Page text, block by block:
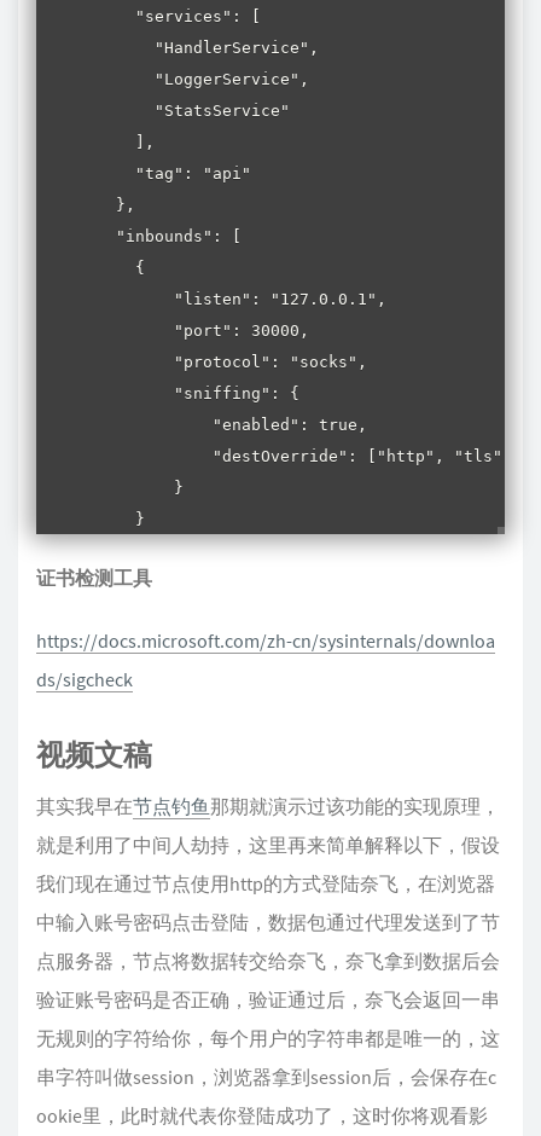
    "services": [
      "HandlerService",
      "LoggerService",
      "StatsService"
    ],
    "tag": "api"
  },
  "inbounds": [
    {
        "listen": "127.0.0.1",
        "port": 30000,
        "protocol": "socks",
        "sniffing": {
            "enabled": true,
            "destOverride": ["http", "tls"]
        }
    }
  ],
  "outbounds": [
      "protocol": "freedom",
      "settings": {}
    {
        "tag": "netflix_proxy",
        "protocol": "http",
        "settings": {
           {
             "address": "127.0.0.1",
             "port": 34567
           }
        },
        "streamSettings": {
             "security": "none",
证书检测工具
https://docs.microsoft.com/zh-cn/sysinternals/downloa
ds/sigcheck
视频文稿
其实我早在节点钓鱼 那期就演示过该功能的实现原理，
就是利用了中间人劫持，这里再来简单解释以下，假设
我们现在通过节点使用http的方式登陆奈飞，在浏览器
中输入账号密码点击登陆，数据包通过代理发送到了节
点服务器，节点将数据转交给奈飞，奈飞拿到数据后会
验证账号密码是否正确，验证通过后，奈飞会返回一串
无规则的字符给你，每个用户的字符串都是唯一的，这
串字符叫做session，浏览器拿到session后，会保存在c
ookie里，此时就代表你登陆成功了，这时你将观看影